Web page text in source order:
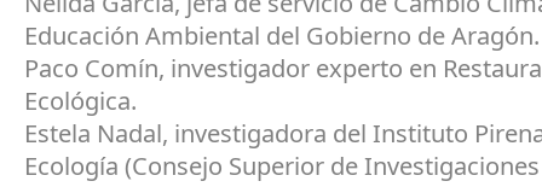
Educación Ambiental del Gobierno de Aragón.
Paco Comín, investigador experto en
Ecológica.
Estela Nadal, investigadora del Instituto
Ecología (Consejo Superior de Investigaciones